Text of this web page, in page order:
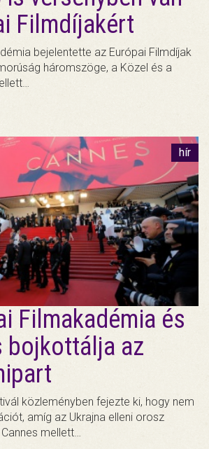
Filmdíjakért
bejelentette az Európai Filmdíjak
háromszöge, a Közel és a
hír
Filmakadémia és
bojkottálja az
közleményben fejezte ki, hogy nem
amíg az Ukrajna elleni orosz
mellett…